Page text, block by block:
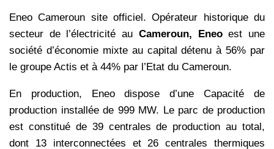
Eneo Cameroun site officiel. Opérateur historique du
secteur de l’électricité au Cameroun, Eneoest une
société d’économie mixte au capital détenu à 56% par
le groupe Actis et à 44% par l’Etat du Cameroun.
En production, Eneo dispose d’une Capacité de
production installée de 999 MW. Le parc de production
est constitué de 39 centrales de production au total,
dont 13 interconnectées et 26 centrales thermiques